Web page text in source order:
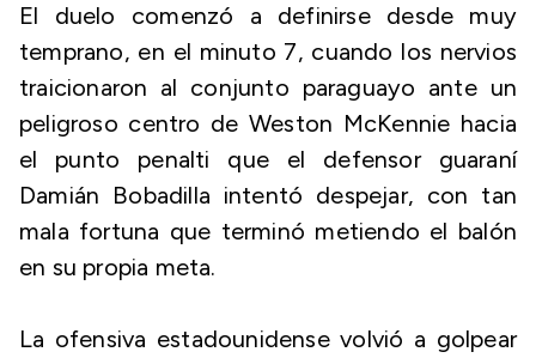
El duelo comenzó a definirse desde muy
temprano, en el minuto 7, cuando los nervios
traicionaron al conjunto paraguayo ante un
peligroso centro de Weston McKennie hacia
el punto penalti que el defensor guaraní
Damián Bobadilla intentó despejar, con tan
mala fortuna que terminó metiendo el balón
en su propia meta.
La ofensiva estadounidense volvió a golpear